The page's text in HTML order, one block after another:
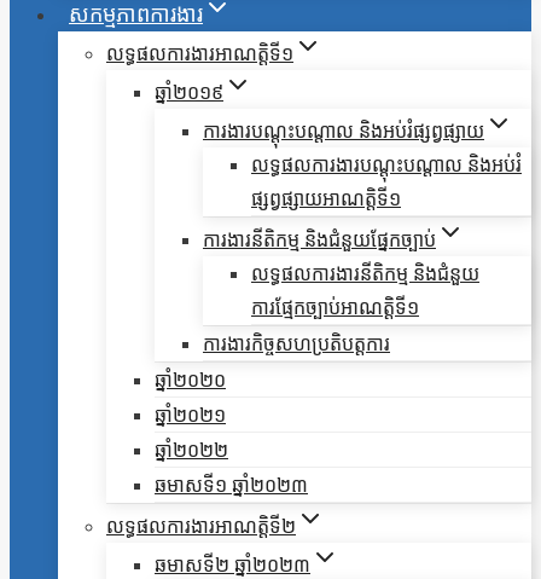
សកម្មភាពការងារ
លទ្ធផលការងារអាណត្តិទី១
ឆ្នាំ២០១៩
ការងារបណ្តុះបណ្តាល និងអប់រំផ្សព្វផ្សាយ
លទ្ធផលការងារបណ្តុះបណ្តាល និងអប់រំ
ផ្សព្វផ្សាយអាណត្តិទី១
ការងារនីតិកម្ម និងជំនួយផ្នែកច្បាប់
លទ្ធផលការងារនីតិកម្ម និងជំនួយ
ការផ្មែកច្បាប់អាណត្តិទី១
ការងារកិច្ចសហប្រតិបត្តការ
ឆ្នាំ២០២០
ឆ្នាំ២០២១
ឆ្នាំ២០២២
ឆមាសទី១ ឆ្នាំ២០២៣
លទ្ធផលការងារអាណត្តិទី២
ឆមាសទី២ ឆ្នាំ២០២៣